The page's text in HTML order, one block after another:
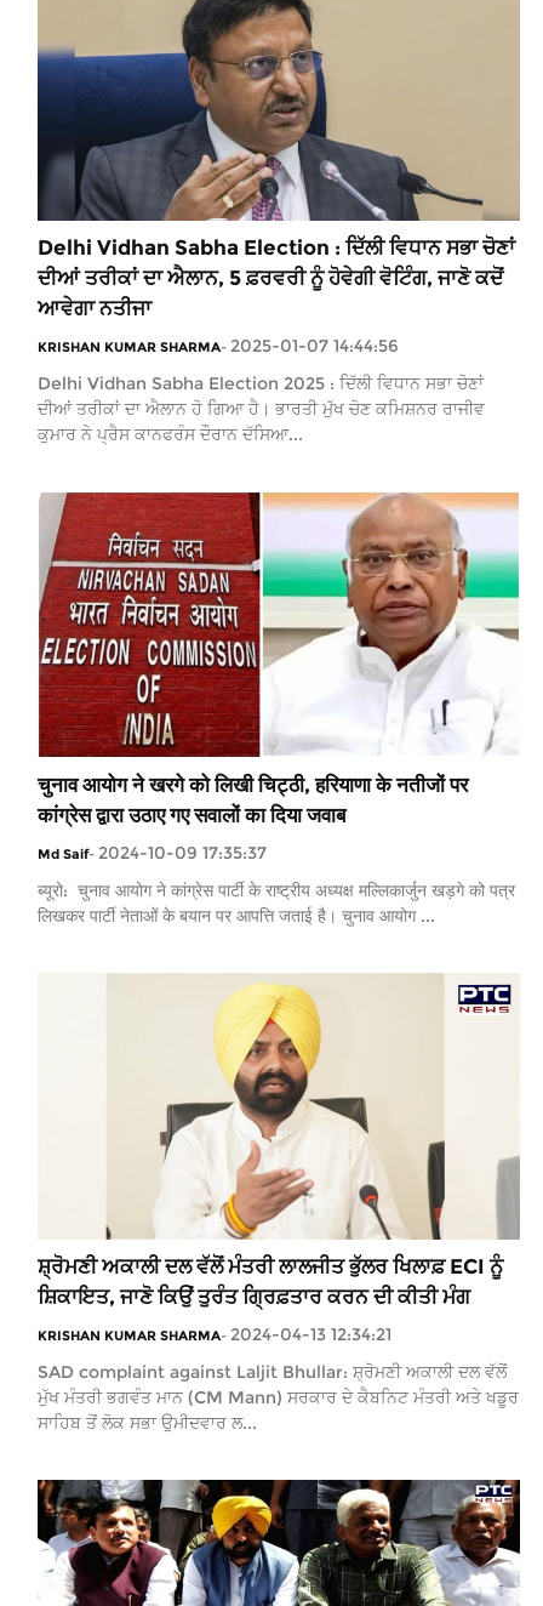
Delhi Vidhan Sabha Election : ਦਿੱਲੀ ਵਿਧਾਨ ਸਭਾ ਚੋਣਾਂ
ਦੀਆਂ ਤਰੀਕਾਂ ਦਾ ਐਲਾਨ, 5 ਫ਼ਰਵਰੀ ਨੂੰ ਹੋਵੇਗੀ ਵੋਟਿੰਗ, ਜਾਣੋ ਕਦੋਂ
ਆਵੇਗਾ ਨਤੀਜਾ
KRISHAN KUMAR SHARMA- 2025-01-07 14:44:56
Delhi Vidhan Sabha Election 2025 : ਦਿੱਲੀ ਵਿਧਾਨ ਸਭਾ ਚੋਣਾਂ
ਦੀਆਂ ਤਰੀਕਾਂ ਦਾ ਐਲਾਨ ਹੋ ਗਿਆ ਹੈ। ਭਾਰਤੀ ਮੁੱਖ ਚੋਣ ਕਮਿਸ਼ਨਰ ਰਾਜੀਵ
ਕੁਮਾਰ ਨੇ ਪ੍ਰੈਸ ਕਾਨਫਰੰਸ ਦੌਰਾਨ ਦੱਸਿਆ...
चुनाव आयोग ने खरगे को लिखी चिट्ठी, हरियाणा के नतीजों पर
कांग्रेस द्वारा उठाए गए सवालों का दिया जवाब
Md Saif- 2024-10-09 17:35:37
ब्यूरो: चुनाव आयोग ने कांग्रेस पार्टी के राष्ट्रीय अध्यक्ष मल्लिकार्जुन खड़गे को पत्र
लिखकर पार्टी नेताओं के बयान पर आपत्ति जताई है। चुनाव आयोग ...
ਸ਼੍ਰੋਮਣੀ ਅਕਾਲੀ ਦਲ ਵੱਲੋਂ ਮੰਤਰੀ ਲਾਲਜੀਤ ਭੁੱਲਰ ਖਿਲਾਫ਼ ECI ਨੂੰ
ਸ਼ਿਕਾਇਤ, ਜਾਣੋ ਕਿਉਂ ਤੁਰੰਤ ਗ੍ਰਿਫ਼ਤਾਰ ਕਰਨ ਦੀ ਕੀਤੀ ਮੰਗ
KRISHAN KUMAR SHARMA- 2024-04-13 12:34:21
SAD complaint against Laljit Bhullar: ਸ਼੍ਰੋਮਣੀ ਅਕਾਲੀ ਦਲ ਵੱਲੋਂ
ਮੁੱਖ ਮੰਤਰੀ ਭਗਵੰਤ ਮਾਨ (CM Mann) ਸਰਕਾਰ ਦੇ ਕੈਬਨਿਟ ਮੰਤਰੀ ਅਤੇ ਖਡੂਰ
ਸਾਹਿਬ ਤੋਂ ਲੋਕ ਸਭਾ ਉਮੀਦਵਾਰ ਲ...